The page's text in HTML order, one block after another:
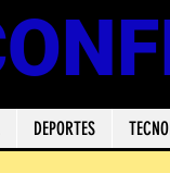
DEPORTES